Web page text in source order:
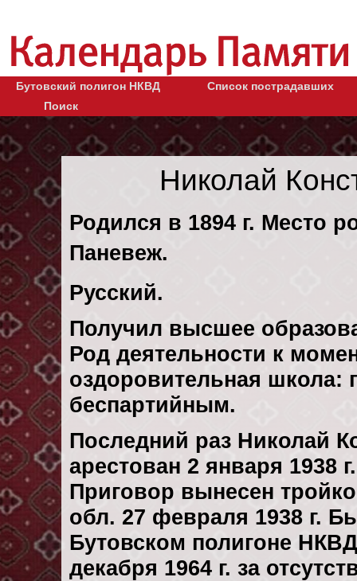
Бутовский полигон НКВД
Список пострадавших
Поиск
Николай
Родился в 1894 г. Место
Паневеж.
Русский.
Получил высшее
Род деятельности к
оздоровительная школа:
беспартийным.
Последний раз Николай
арестован 2 января 1938 г.
Приговор вынесен
обл. 27 февраля 1938 г.
Бутовском полигоне
декaбря 1964 г. за